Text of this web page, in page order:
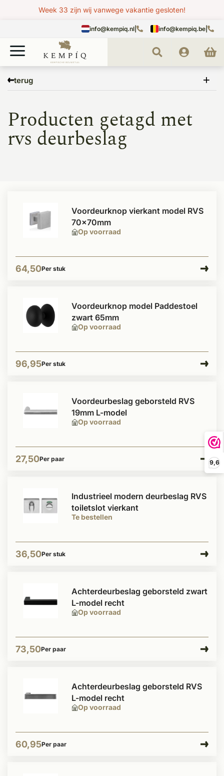
9,6
Week 33 zijn wij vanwege vakantie gesloten!
info@kempiq.nl info@kempiq.be
terug
rvs deurbeslag
Producten getagd met
rvs deurbeslag
Op voorraad
Voordeurknop vierkant model RVS
70x70mm
64,50Per stuk
Op voorraad
Voordeurknop model Paddestoel
zwart 65mm
96,95Per stuk
Op voorraad
Voordeurbeslag geborsteld RVS
19mm L-model
27,50Per paar
Te bestellen
Industrieel modern deurbeslag RVS
toiletslot vierkant
36,50Per stuk
Op voorraad
Achterdeurbeslag geborsteld zwart
L-model recht
73,50Per paar
Op voorraad
Achterdeurbeslag geborsteld RVS
L-model recht
60,95Per paar